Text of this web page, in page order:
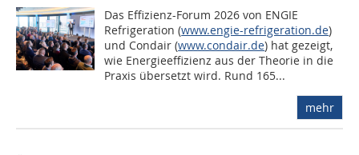
Das Effizienz-Forum 2026 von ENGIE
Refrigeration (www.engie-refrigeration.de)
und Condair (www.condair.de) hat gezeigt,
wie Energieeffizienz aus der Theorie in die
Praxis übersetzt wird. Rund 165...
mehr